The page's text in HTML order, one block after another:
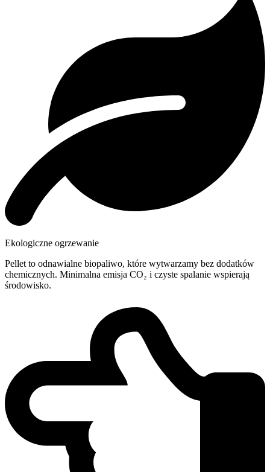
Ekologiczne ogrzewanie
Pellet to odnawialne biopaliwo, które wytwarzamy bez dodatków
chemicznych. Minimalna emisja CO₂ i czyste spalanie wspierają
środowisko.